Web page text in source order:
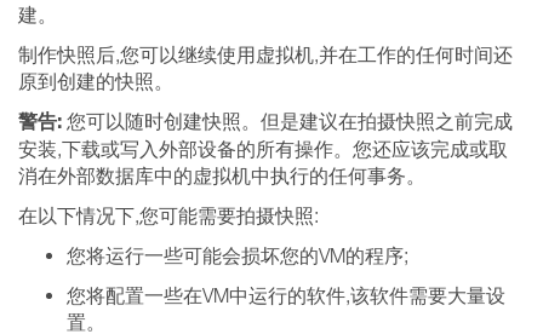
建。
制作快照后,您可以继续使用虚拟机,并在工作的任何时间还
原到创建的快照。
警告: 您可以随时创建快照。但是建议在拍摄快照之前完成
安装,下载或写入外部设备的所有操作。您还应该完成或取
消在外部数据库中的虚拟机中执行的任何事务。
在以下情况下,您可能需要拍摄快照:
您将运行一些可能会损坏您的VM的程序;
您将配置一些在VM中运行的软件,该软件需要大量设
置。